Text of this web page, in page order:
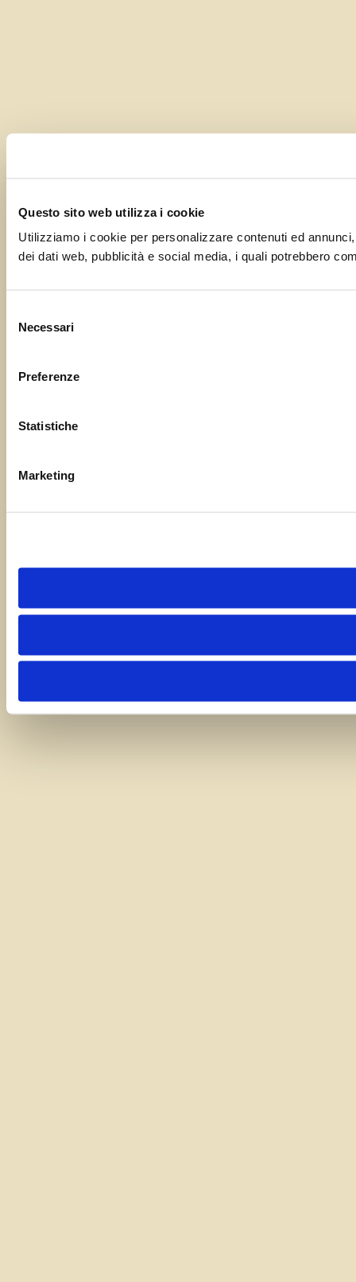
Questo sito web utilizza i cookie
Utilizziamo i cookie per personalizzare contenuti ed
dei dati web, pubblicità e social media, i quali potrebbero
delNecessari
Preferenze
Statistiche
Marketing